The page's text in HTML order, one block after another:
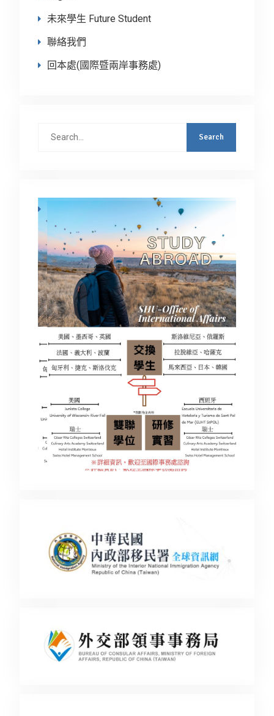
未來學生 Future Student
聯絡我們
回本處(國際暨兩岸事務處)